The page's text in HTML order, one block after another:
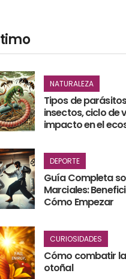
NATURALEZA
Tipos de
insectos, ciclo de
impacto en el
DEPORTE
Guía Completa
Marciales:
Cómo Empezar
CURIOSIDADES
Cómo combatir
otoñal